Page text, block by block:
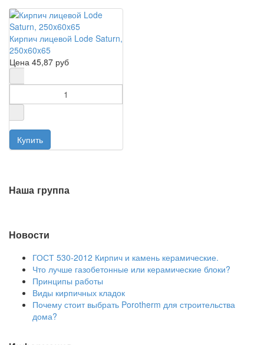
Кирпич лицевой Lode Saturn,
250x60x65
Цена 45,87 руб
Наша группа
Новости
ГОСТ 530-2012 Кирпич и камень керамические.
Что лучше газобетонные или керамические блоки?
Принципы работы
Виды кирпичных кладок
Почему стоит выбрать Porotherm для строительства
дома?